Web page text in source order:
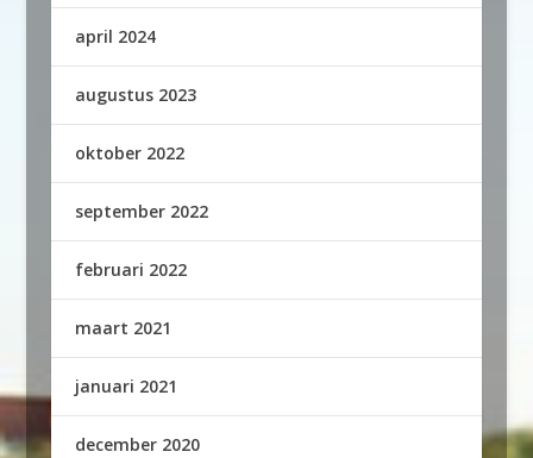
april 2024
augustus 2023
oktober 2022
september 2022
februari 2022
maart 2021
januari 2021
december 2020